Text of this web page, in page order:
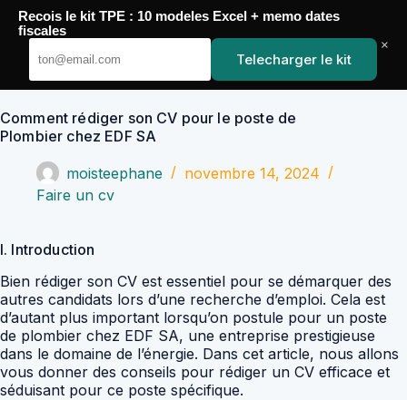
Passer
contenu
YoupiJobs
Comment rédiger son CV pour le poste de
Plombier chez EDF SA
moisteephane
novembre 14, 2024
Faire un cv
I. Introduction
Bien rédiger son CV est essentiel pour se démarquer des
autres candidats lors d’une recherche d’emploi. Cela est
d’autant plus important lorsqu’on postule pour un poste
de plombier chez EDF SA, une entreprise prestigieuse
dans le domaine de l’énergie. Dans cet article, nous allons
vous donner des conseils pour rédiger un CV efficace et
séduisant pour ce poste spécifique.
Recois le kit TPE : 10 modeles Excel + memo dates
fiscales
Telecharger le kit
×